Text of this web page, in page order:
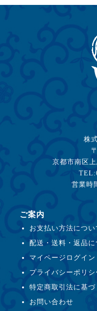
株
京都市南区
営業時
ご案内
お支払い方法につい
配送・送料・返品に
マイページログイン
プライバシーポリシ
特定商取引法に基づ
お問い合わせ